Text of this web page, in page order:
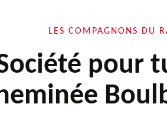
LES COMPAGNONS DU
pour